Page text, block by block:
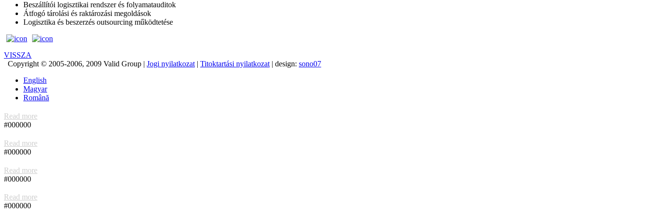
Beszállítói logisztikai rendszer és folyamatauditok
Átfogó tárolási és raktározási megoldások
Logisztika és beszerzés outsourcing működtetése
VISSZA
Copyright © 2005-2006, 2009 Valid Group | Jogi nyilatkozat | Titoktartási nyilatkozat | design: sono07
English
Magyar
Română
Read more
#000000
Read more
#000000
Read more
#000000
Read more
#000000